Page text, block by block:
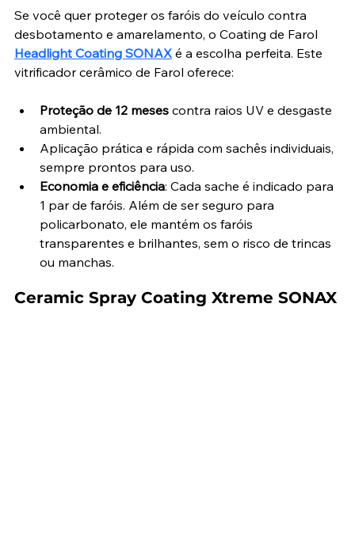
Se você quer proteger os faróis do veículo contra
desbotamento e amarelamento, o Coating de Farol
Headlight Coating SONAX é a escolha perfeita. Este
vitrificador cerâmico de Farol oferece:
Proteção de 12 meses contra raios UV e desgaste
ambiental.
Aplicação prática e rápida com sachês individuais,
sempre prontos para uso.
Economia e eficiência: Cada sache é indicado para
1 par de faróis. Além de ser seguro para
policarbonato, ele mantém os faróis
transparentes e brilhantes, sem o risco de trincas
ou manchas.
Ceramic Spray Coating Xtreme SONAX